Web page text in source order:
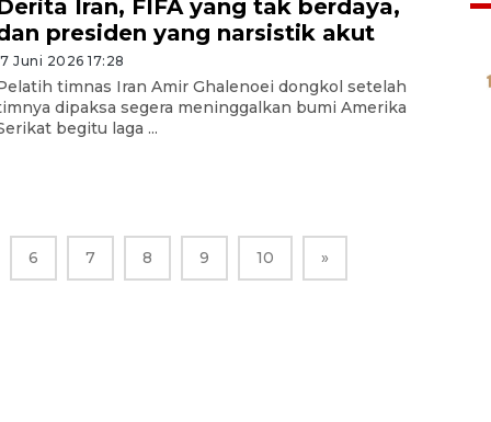
Iran, FIFA yang tak berdaya,
presiden yang narsistik akut
Juni 2026 17:28
timnas Iran Amir Ghalenoei dongkol setelah
dipaksa segera meninggalkan bumi Amerika
begitu laga ...
6 7 8 9 10 »